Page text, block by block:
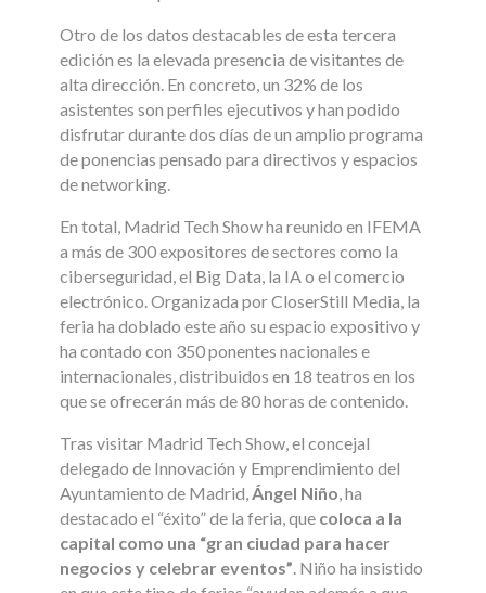
Otro de los datos destacables de esta tercera
edición es la elevada presencia de visitantes de
alta dirección. En concreto, un 32% de los
asistentes son perfiles ejecutivos y han podido
disfrutar durante dos días de un amplio programa
de ponencias pensado para directivos y espacios
de networking.
En total, Madrid Tech Show ha reunido en IFEMA
a más de 300 expositores de sectores como la
ciberseguridad, el Big Data, la IA o el comercio
electrónico. Organizada por CloserStill Media, la
feria ha doblado este año su espacio expositivo y
ha contado con 350 ponentes nacionales e
internacionales, distribuidos en 18 teatros en los
que se ofrecerán más de 80 horas de contenido.
Tras visitar Madrid Tech Show, el concejal
delegado de Innovación y Emprendimiento del
Ayuntamiento de Madrid,Ángel Niño, ha
destacado el “éxito” de la feria, que coloca a la
capital como una “gran ciudad para hacer
negocios y celebrar eventos”. Niño ha insistido